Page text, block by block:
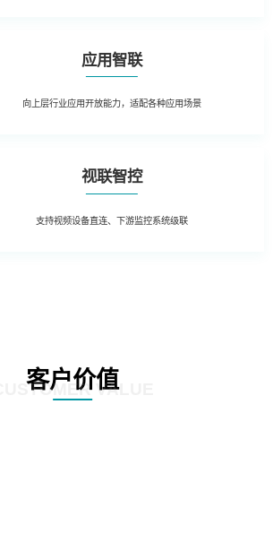
应用智联
向上层行业应用开放能力，适配各种应用场景
视联智控
支持视频设备直连、下游监控系统级联
客户价值
CUSTOMER VALUE